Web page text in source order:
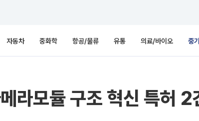
자동차 중화학 항공/물류 유통 의료/바이오 중
라모듈 구조 혁신 특허